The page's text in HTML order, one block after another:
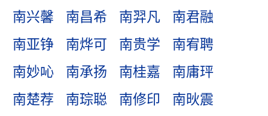
南兴馨
南昌希 南羿凡
南君融
南亚铮
南烨可 南贵学
南宥聘
南妙吣
南承扬 南桂嘉
南庸玶
南楚荐
南琮聪 南修印
南炚震